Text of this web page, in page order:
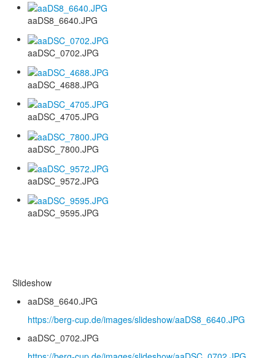
aaDS8_6640.JPG
aaDSC_0702.JPG
aaDSC_4688.JPG
aaDSC_4705.JPG
aaDSC_7800.JPG
aaDSC_9572.JPG
aaDSC_9595.JPG
Slideshow
aaDS8_6640.JPG
https://berg-cup.de/images/slideshow/aaDS8_6640.JPG
aaDSC_0702.JPG